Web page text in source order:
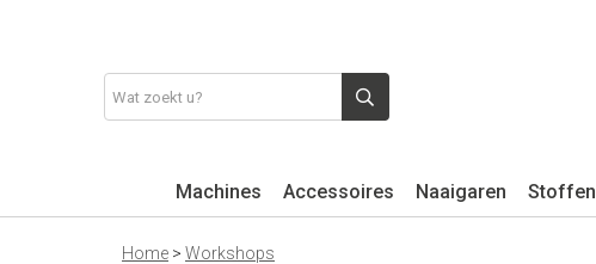
Machines Accessoires Naaigaren Stoffen
Home > Workshops